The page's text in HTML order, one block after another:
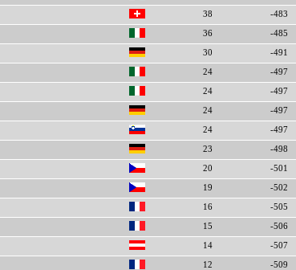
38 -483
36 -485
30 -491
24 -497
24 -497
24 -497
24 -497
23 -498
20 -501
19 -502
16 -505
15 -506
14 -507
12 -509